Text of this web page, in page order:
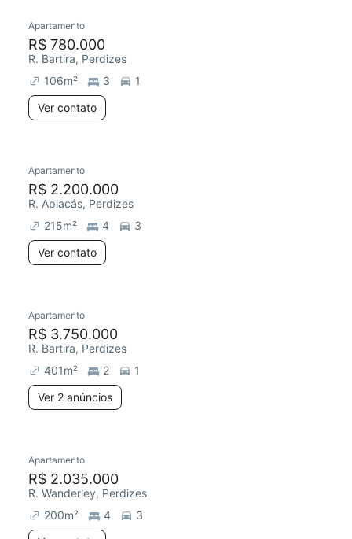
Apartamento
R$ 780.000
R. Bartira, Perdizes
106m² 3
1
Ver contato
Apartamento
R$ 2.200.000
R. Apiacás, Perdizes
215m² 4
3
Ver contato
Apartamento
R$ 3.750.000
R. Bartira, Perdizes
401m² 2
1
Ver 2 anúncios
Apartamento
R$ 2.035.000
R. Wanderley, Perdizes
200m² 4
3